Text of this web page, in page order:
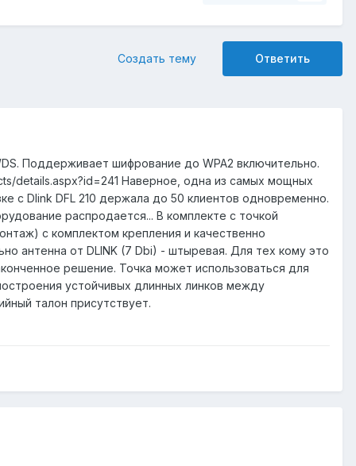
Ответить
Создать тему
Поддерживает шифрование до WPA2 включительно.
details.aspx?id=241 Наверное, одна из самых мощных
с Dlink DFL 210 держала до 50 клиентов одновременно.
распродается... В комплекте с точкой
с комплектом крепления и качественно
антенна от DLINK (7 Dbi) - штыревая. Для тех кому это
решение. Точка может использоваться для
устойчивых длинных линков между
талон присутствует.